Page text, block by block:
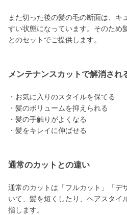
また切った後の髪の毛の断面は、キ
すい状態になっています。そのため
とのセットでご提供します。
メンテナンスカットで解消され
・お気に入りのスタイルを保てる
・髪のボリュームを抑えられる
・髪の手触りがよくなる
・髪をキレイに伸ばせる
通常のカットとの違い
通常のカットは「フルカット」「デ
いて、髪を短くしたり、ヘアスタイ
指します。